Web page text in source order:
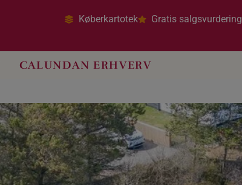
Køberkartotek Gratis salgsvurdering
CALUNDAN ERHVERV